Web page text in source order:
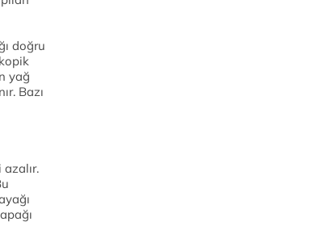
doğru
yağ
Bazı